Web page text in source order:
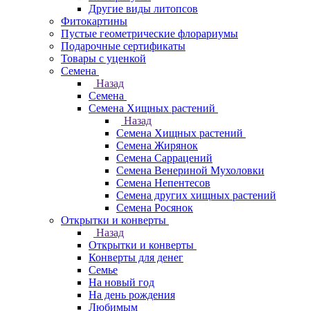
Другие виды литопсов
Фитокартины
Пустые геометрические флорариумы
Подарочные сертификаты
Товары с уценкой
Семена
Назад
Семена
Семена Хищных растений
Назад
Семена Хищных растений
Семена Жирянок
Семена Саррацений
Семена Венериной Мухоловки
Семена Непентесов
Семена других хищных растений
Семена Росянок
Открытки и конверты
Назад
Открытки и конверты
Конверты для денег
Семье
На новый год
На день рождения
Любимым